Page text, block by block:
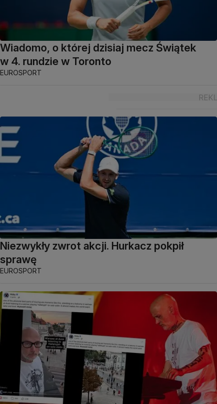
Wiadomo, o której dzisiaj mecz Świątek
w 4. rundzie w Toronto
EUROSPORT
Niezwykły zwrot akcji. Hurkacz pokpił
sprawę
EUROSPORT